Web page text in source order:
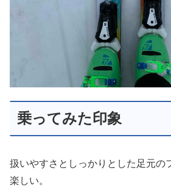
乗ってみた印象
扱いやすさとしっかりとした足元の
楽しい。